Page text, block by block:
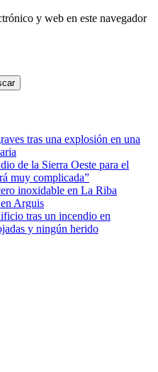
y web en este navegador
tras una explosión en una
de la Sierra Oeste para el
muy complicada”
inoxidable en La Riba
Arguis
tras un incendio en
y ningún herido